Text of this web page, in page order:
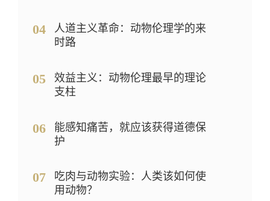
04
人道主义革命：动物伦理学的来
时路
05
效益主义：动物伦理最早的理论
支柱
06
能感知痛苦，就应该获得道德保
护
07
吃肉与动物实验：人类该如何使
用动物？